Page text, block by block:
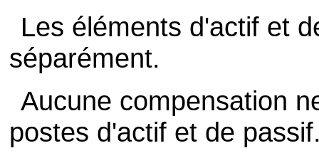
Les éléments d'actif et
séparément.
Aucune compensation
postes d'actif et de